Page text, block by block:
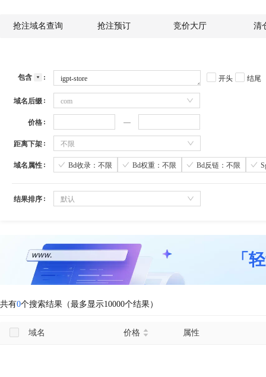
抢注域名查询 抢注预订 竞价大厅 清
包含 开头 结尾
域名后缀 com
价格
距离下架 不限
域名属性 Bd收录：不限 Bd权重：不限 Bd反链：不限
结果排序 默认
「
共有0个搜索结果（最多显示10000个结果）
域名 价格 属性